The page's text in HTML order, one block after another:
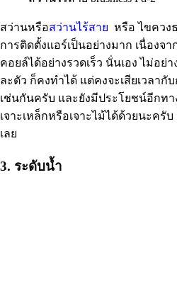
สว่านหรือสว่านไร้สาย หรือ ไขควง
การติดตั้งแอร์เป็นอย่างมาก เนื่องจ
คอยล์ได้อย่างรวดเร็ว นั่นเอง ไม่อ
ละตัว ก็คงทำได้ แต่คงจะเสียเวลากั
เช่นกันครับ และยังมีประโยชน์อีกท
เจาะเหล็กหรือเจาะไม้ได้ด้วยนะครั
เลย
3. ระดับน้ำ